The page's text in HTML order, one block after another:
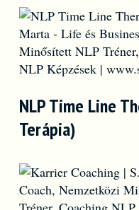
NLP Time Line
Terápia)